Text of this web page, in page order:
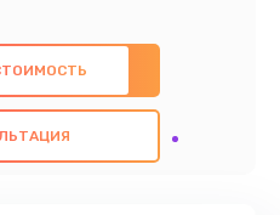
ремонт с
компонентов, а
всех
цель - предоставить